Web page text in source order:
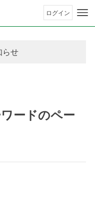
ログイン
せ
の皆様へ閲覧本数変更
の皆様へ閲覧本数変更
ードのペー